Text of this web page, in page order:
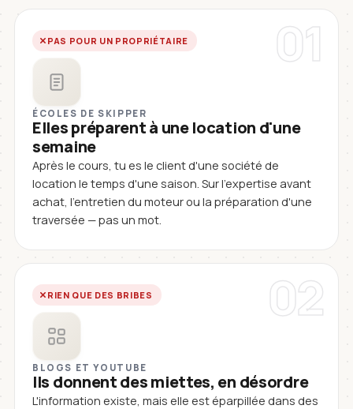
01
PAS POUR UN PROPRIÉTAIRE
ÉCOLES DE SKIPPER
Elles préparent à une location d'une
semaine
Après le cours, tu es le client d'une société de
location le temps d'une saison. Sur l'expertise avant
achat, l'entretien du moteur ou la préparation d'une
traversée — pas un mot.
02
RIEN QUE DES BRIBES
BLOGS ET YOUTUBE
Ils donnent des miettes, en désordre
L'information existe, mais elle est éparpillée dans des